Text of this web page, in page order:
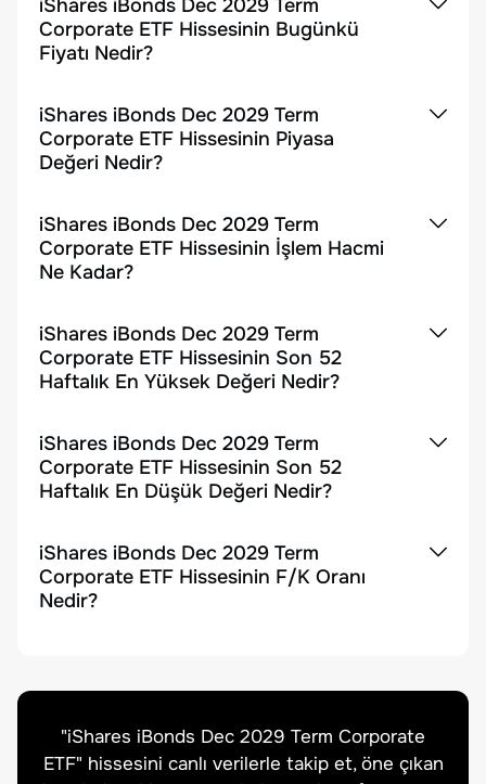
iShares iBonds Dec 2029 Term
Corporate ETF Hissesinin Bugünkü
Fiyatı Nedir?
iShares iBonds Dec 2029 Term
Corporate ETF Hissesinin Piyasa
Değeri Nedir?
iShares iBonds Dec 2029 Term
Corporate ETF Hissesinin İşlem Hacmi
Ne Kadar?
iShares iBonds Dec 2029 Term
Corporate ETF Hissesinin Son 52
Haftalık En Yüksek Değeri Nedir?
iShares iBonds Dec 2029 Term
Corporate ETF Hissesinin Son 52
Haftalık En Düşük Değeri Nedir?
iShares iBonds Dec 2029 Term
Corporate ETF Hissesinin F/K Oranı
Nedir?
"iShares iBonds Dec 2029 Term Corporate
ETF" hissesini canlı verilerle takip et, öne çıkan